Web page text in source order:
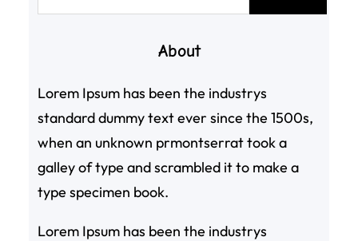
About
Lorem Ipsum has been the industrys
standard dummy text ever since the 1500s,
when an unknown prmontserrat took a
galley of type and scrambled it to make a
type specimen book.
Lorem Ipsum has been the industrys